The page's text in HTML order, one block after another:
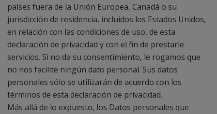
países fuera de la Unión Europea, Canadá o su
jurisdicción de residencia, incluidos los Estados Unidos,
en relación con las condiciones de uso, de esta
declaración de privacidad y con el fin de prestarle
servicios. Si no da su consentimiento, le rogamos que
no nos facilite ningún dato personal. Sus datos
personales sólo se utilizarán de acuerdo con los
términos de esta declaración de privacidad.
Más allá de lo expuesto, los Datos personales que